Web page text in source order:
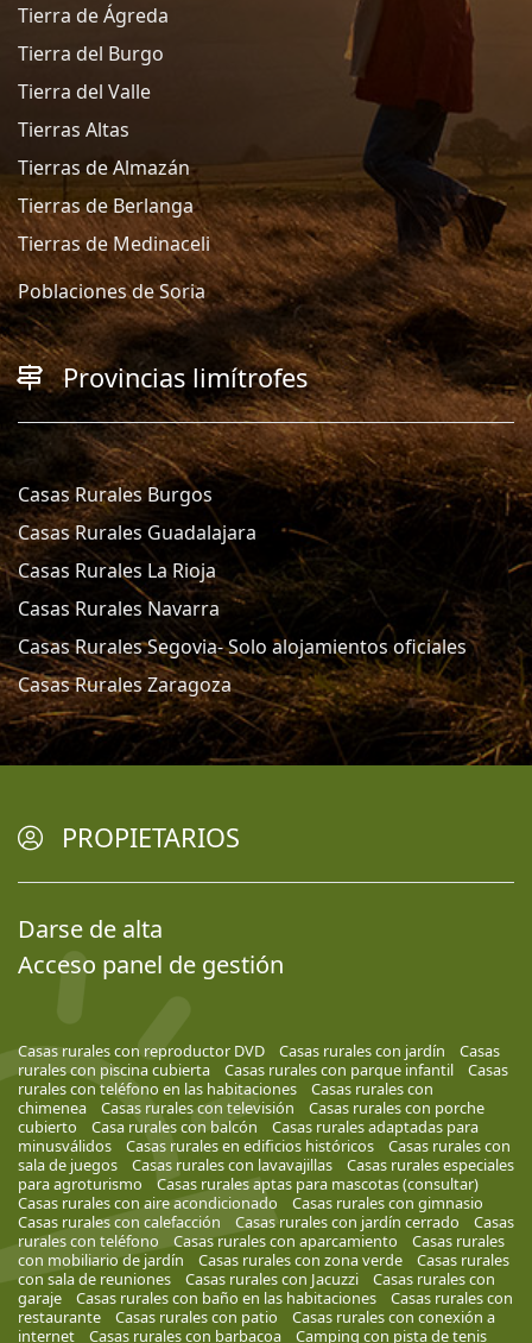
Tierra de Ágreda
Tierra del Burgo
Tierra del Valle
Tierras Altas
Tierras de Almazán
Tierras de Berlanga
Tierras de Medinaceli
Poblaciones de Soria
Provincias limítrofes
Casas Rurales Burgos
Casas Rurales Guadalajara
Casas Rurales La Rioja
Casas Rurales Navarra
Casas Rurales Segovia- Solo alojamientos oficiales
Casas Rurales Zaragoza
PROPIETARIOS
Darse de alta
Acceso panel de gestión
Casas rurales con reproductor DVD Casas rurales con jardín
Casas
rurales con piscina cubierta
Casas rurales con parque infantil
Casas
rurales con teléfono en las habitaciones
Casas rurales con
chimenea
Casas rurales con televisión
Casas rurales con porche
cubierto
Casa rurales con balcón
Casas rurales adaptadas para
minusválidos
Casas rurales en edificios históricos
Casas rurales con
sala de juegos
Casas rurales con lavavajillas
Casas rurales especiales
para agroturismo
Casas rurales aptas para mascotas (consultar)
Casas rurales con aire acondicionado
Casas rurales con gimnasio
Casas rurales con calefacción
Casas rurales con jardín cerrado
Casas
rurales con teléfono
Casas rurales con aparcamiento
Casas rurales
con mobiliario de jardín
Casas rurales con zona verde
Casas rurales
con sala de reuniones
Casas rurales con Jacuzzi
Casas rurales con
garaje
Casas rurales con baño en las habitaciones
Casas rurales con
restaurante
Casas rurales con patio
Casas rurales con conexión a
internet
Casas rurales con barbacoa Camping con pista de tenis